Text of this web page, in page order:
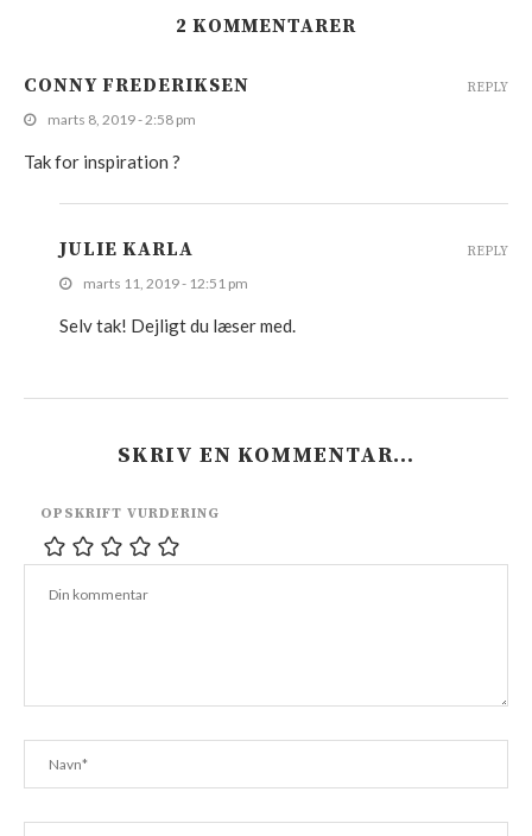
2 KOMMENTARER
CONNY FREDERIKSEN
marts 8, 2019 - 2:58 pm
Tak for inspiration ?
REPLY
JULIE KARLA
marts 11, 2019 - 12:51 pm
Selv tak! Dejligt du læser med.
REPLY
SKRIV EN KOMMENTAR…
OPSKRIFT VURDERING